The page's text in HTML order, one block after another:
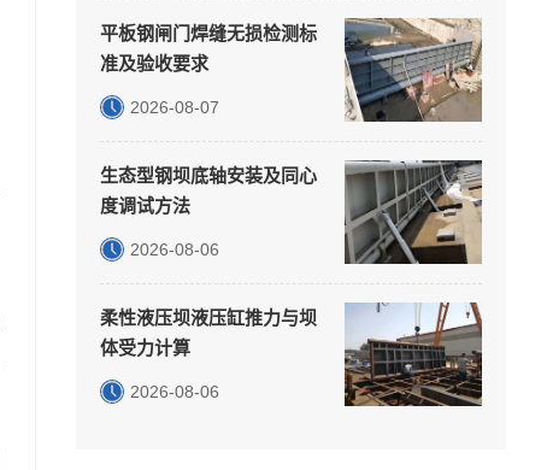
平板钢闸门焊缝无损检测标
准及验收要求
2026-08-07
生态型钢坝底轴安装及同心
度调试方法
2026-08-06
柔性液压坝液压缸推力与坝
体受力计算
2026-08-06